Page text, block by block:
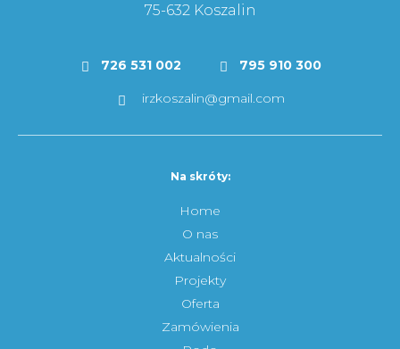
75-632 Koszalin
726 531 002 795 910 300
irzkoszalin@gmail.com
Na skróty:
Home
O nas
Aktualności
Projekty
Oferta
Zamówienia